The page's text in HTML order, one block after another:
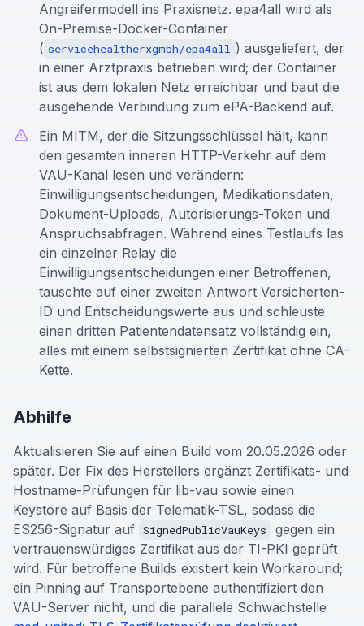
Angreifermodell ins Praxisnetz. epa4all wird als
On-Premise-Docker-Container
( servicehealtherxgmbh/epa4all ) ausgeliefert, der
in einer Arztpraxis betrieben wird; der Container
ist aus dem lokalen Netz erreichbar und baut die
ausgehende Verbindung zum ePA-Backend auf.
Ein MITM, der die Sitzungsschlüssel hält, kann
den gesamten inneren HTTP-Verkehr auf dem
VAU-Kanal lesen und verändern:
Einwilligungsentscheidungen, Medikationsdaten,
Dokument-Uploads, Autorisierungs-Token und
Anspruchsabfragen. Während eines Testlaufs las
ein einzelner Relay die
Einwilligungsentscheidungen einer Betroffenen,
tauschte auf einer zweiten Antwort Versicherten-
ID und Entscheidungswerte aus und schleuste
einen dritten Patientendatensatz vollständig ein,
alles mit einem selbstsignierten Zertifikat ohne CA-
Kette.
Abhilfe
Aktualisieren Sie auf einen Build vom 20.05.2026 oder
später. Der Fix des Herstellers ergänzt Zertifikats- und
Hostname-Prüfungen für lib-vau sowie einen
Keystore auf Basis der Telematik-TSL, sodass die
ES256-Signatur auf SignedPublicVauKeys
gegen ein
vertrauenswürdiges Zertifikat aus der TI-PKI geprüft
wird. Für betroffene Builds existiert kein Workaround;
ein Pinning auf Transportebene authentifiziert den
VAU-Server nicht, und die parallele Schwachstelle